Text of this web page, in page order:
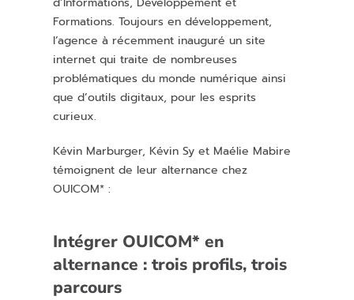
Formations. Toujours en développement,
l’agence à récemment inauguré un site
internet qui traite de nombreuses
problématiques du monde numérique ainsi
que d’outils digitaux, pour les esprits
curieux.
Kévin Marburger, Kévin Sy et Maélie Mabire
témoignent de leur alternance chez
OUICOM* :
Intégrer OUICOM* en
alternance : trois profils, trois
parcours